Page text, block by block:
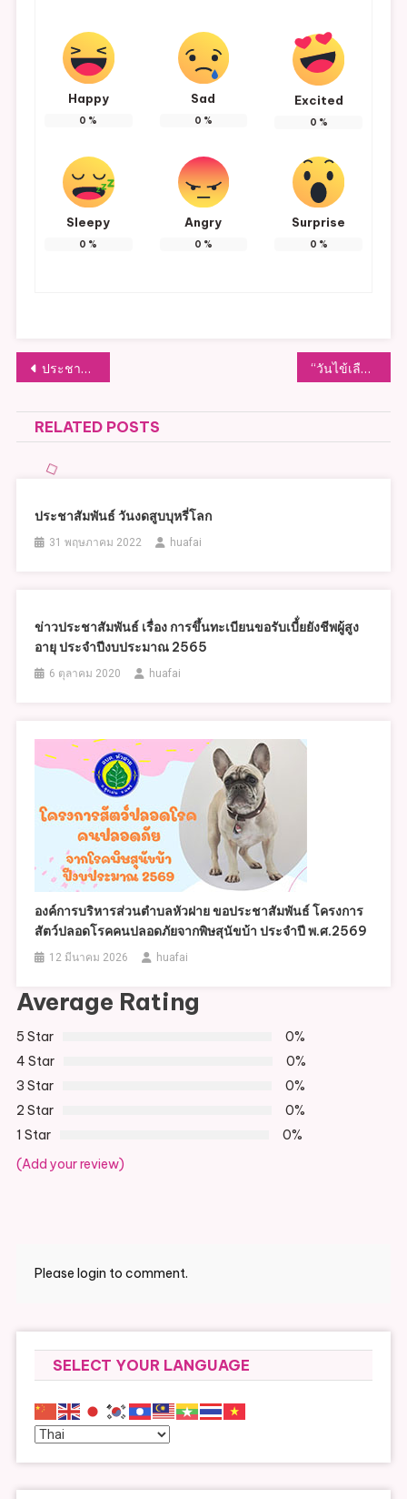
Happy
0 %
Sad
0 %
Excited
0 %
Sleepy
0 %
Angry
0 %
Surprise
0 %
แนะแนว
เรื่อง
ประชาสัมพันธ์ ป้ายโฆษณา หรือสิ่งอื่นใดที่รุกล้ำทางสาธารณะ หรือไม่ชอบด้วยกฎหมาย “วันไข้เลือดออกอาเซียน” วันที่ 15 มิถุนายน ของทุกปี
RELATED POSTS
ประชาสัมพันธ์ วันงดสูบบุหรี่โลก
31 พฤษภาคม 2022 huafai
ข่าวประชาสัมพันธ์ เรื่อง การขึ้นทะเบียนขอรับเบี้่ยยังชีพผู้สูง
อายุ ประจำปีงบประมาณ 2565
6 ตุลาคม 2020 huafai
องค์การบริหารส่วนตำบลหัวฝาย ขอประชาสัมพันธ์ โครงการ
สัตว์ปลอดโรคคนปลอดภัยจากพิษสุนัขบ้า ประจำปี พ.ศ.2569
12 มีนาคม 2026 huafai
Average Rating
5 Star
0%
4 Star
0%
3 Star
0%
2 Star
0%
1 Star
0%
(Add your review)
Please login to comment.
SELECT YOUR LANGUAGE